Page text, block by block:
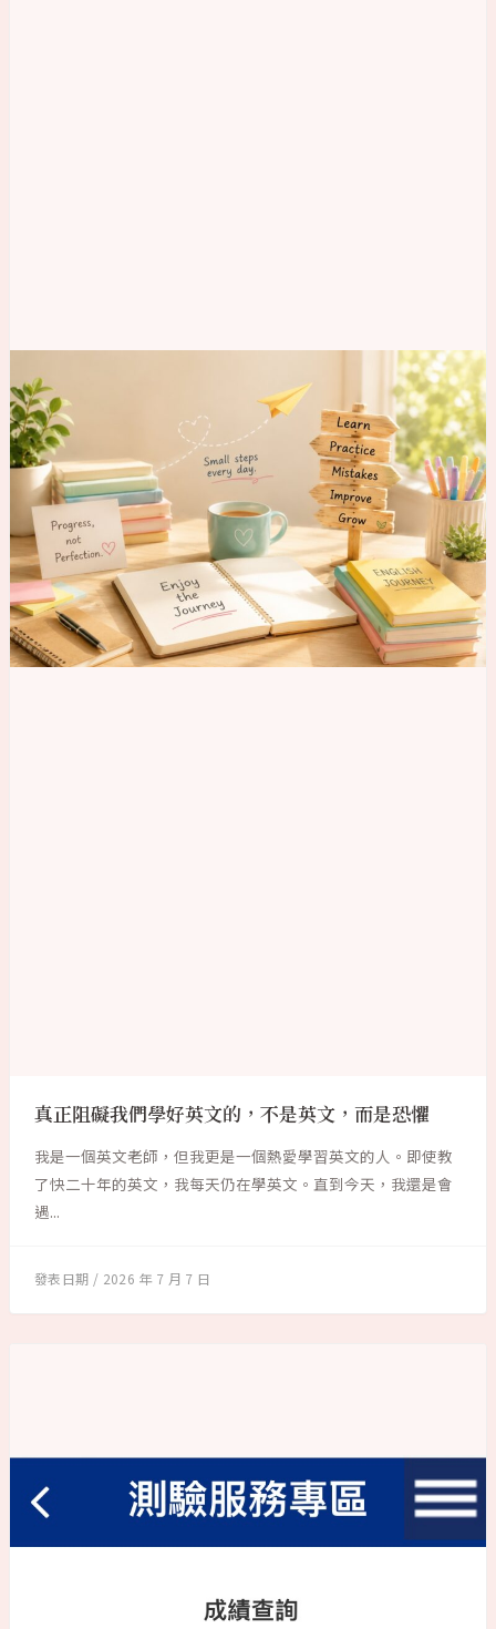
真正阻礙我們學好英文的，不是英文，而是恐懼
我是一個英文老師，但我更是一個熱愛學習英文的人。即使教
了快二十年的英文，我每天仍在學英文。直到今天，我還是會
遇...
2026 年 7 月 7 日